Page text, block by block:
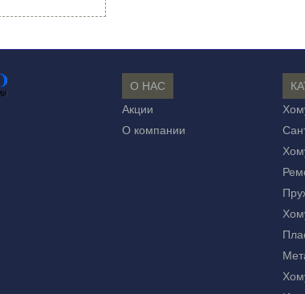
О НАС
Акции
О компании